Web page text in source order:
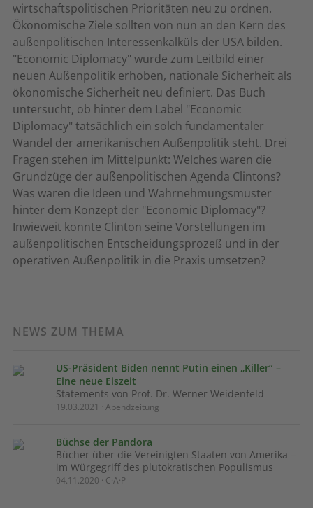
wirtschaftspolitischen Prioritäten neu zu ordnen.
Ökonomische Ziele sollten von nun an den Kern des
außenpolitischen Interessenkalküls der USA bilden.
"Economic Diplomacy" wurde zum Leitbild einer
neuen Außenpolitik erhoben, nationale Sicherheit als
ökonomische Sicherheit neu definiert. Das Buch
untersucht, ob hinter dem Label "Economic
Diplomacy" tatsächlich ein solch fundamentaler
Wandel der amerikanischen Außenpolitik steht. Drei
Fragen stehen im Mittelpunkt: Welches waren die
Grundzüge der außenpolitischen Agenda Clintons?
Was waren die Ideen und Wahrnehmungsmuster
hinter dem Konzept der "Economic Diplomacy"?
Inwieweit konnte Clinton seine Vorstellungen im
außenpolitischen Entscheidungsprozeß und in der
operativen Außenpolitik in die Praxis umsetzen?
NEWS ZUM THEMA
US-Präsident Biden nennt Putin einen „Killer“ –
Eine neue Eiszeit
Statements von Prof. Dr. Werner Weidenfeld
19.03.2021 · Abendzeitung
Büchse der Pandora
Bücher über die Vereinigten Staaten von Amerika –
im Würgegriff des plutokratischen Populismus
04.11.2020 · C·A·P